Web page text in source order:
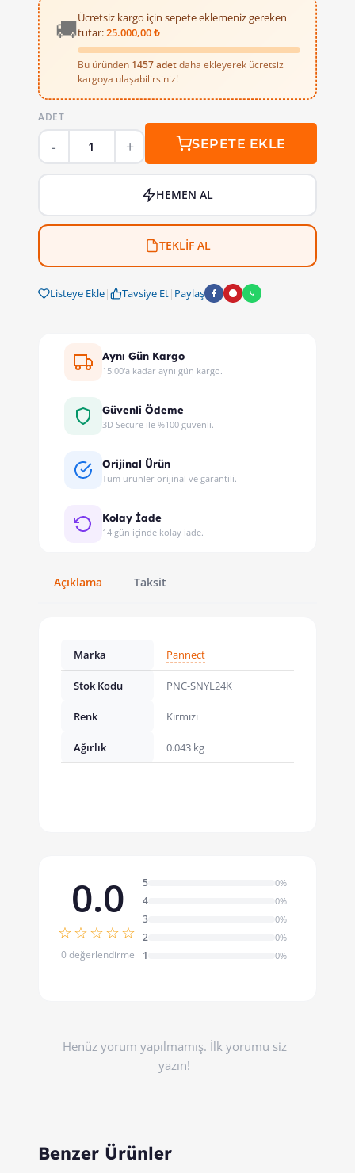
🚚Ücretsiz kargo için sepete eklemeniz gereken
tutar:25.000,00 ₺
Bu üründen 1457 adetdaha ekleyerek ücretsiz
kargoya ulaşabilirsiniz!
ADET
SEPETE EKLE
HEMEN AL
TEKLİF AL
Listeye Ekle| Tavsiye Et| Paylaş
Aynı Gün Kargo
15:00'a kadar aynı gün kargo.
Güvenli Ödeme
3D Secure ile %100 güvenli.
Orijinal Ürün
Tüm ürünler orijinal ve garantili.
Kolay İade
14 gün içinde kolay iade.
Açıklama Taksit
Marka Pannect
Stok Kodu PNC-SNYL24K
Renk Kırmızı
Ağırlık 0.043 kg
0.0
☆☆☆☆☆
0 değerlendirme
5 0%
4 0%
3 0%
2 0%
1 0%
Henüz yorum yapılmamış. İlk yorumu siz
yazın!
Benzer Ürünler